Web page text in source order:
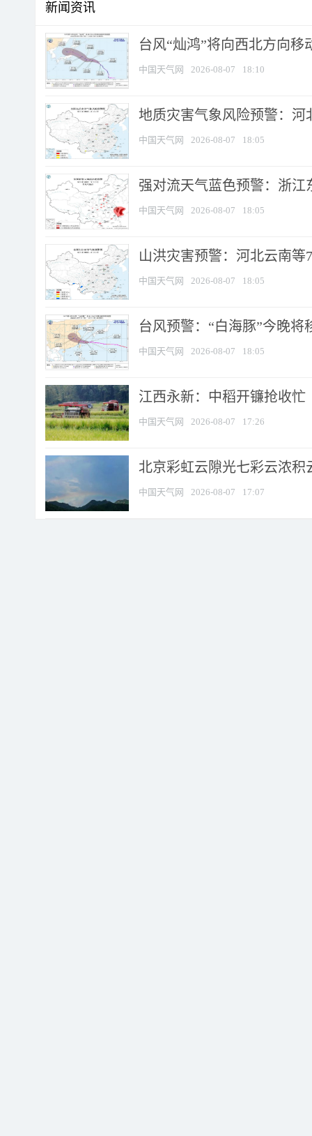
新闻资讯
台风“灿鸿”将向西北方向移
中国天气网 2026-08-07 18:10
地质灾害气象风险预警：河
中国天气网 2026-08-07 18:05
强对流天气蓝色预警：浙江
中国天气网 2026-08-07 18:05
山洪灾害预警：河北云南
中国天气网 2026-08-07 18:05
台风预警：“白海豚”今晚将
中国天气网 2026-08-07 18:05
江西永新：中稻开镰抢收忙
中国天气网 2026-08-07 17:26
北京彩虹云隙光七彩云浓积
中国天气网 2026-08-07 17:07